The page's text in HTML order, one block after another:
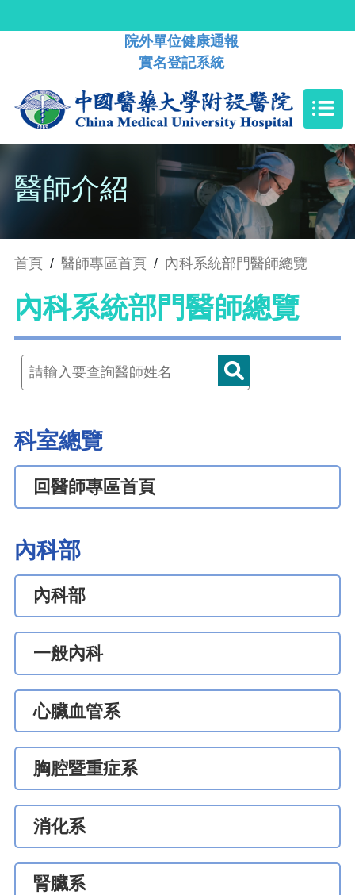
院外單位健康通報
實名登記系統
醫師介紹
首頁 / 醫師專區首頁 / 內科系統部門醫師總覽
內科系統部門醫師總覽
科室總覽
回醫師專區首頁
內科部
內科部
一般內科
心臟血管系
胸腔暨重症系
消化系
腎臟系